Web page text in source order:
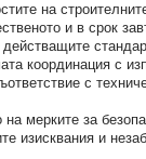
на
и в срок
координация с
с
мерките за
изисквания и